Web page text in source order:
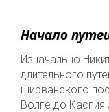
Начало
Изначально
длительного
ширванского
Волге до Каспия